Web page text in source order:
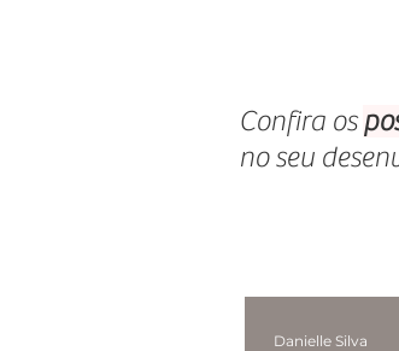
Confira os
no seu
Danielle Silva